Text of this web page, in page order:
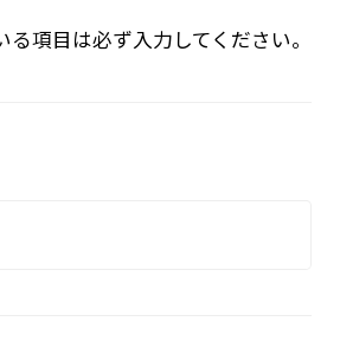
868-003
る項目は必ず入力してください。